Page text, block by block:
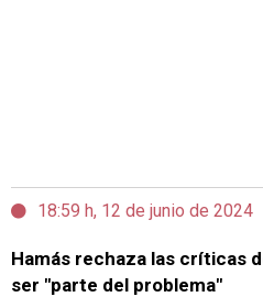
18:59 h, 12 de junio de 2024
Hamás rechaza las críticas
ser "parte del problema"